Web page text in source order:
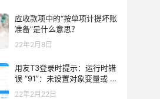
应收款项中的“按单项计提坏账
准备”是什么意思？
22年2月8日
用友T3登录时提示：运行时错
误 “91”：未设置对象变量或 W
ith block 块变量 解决方案
22年2月22日